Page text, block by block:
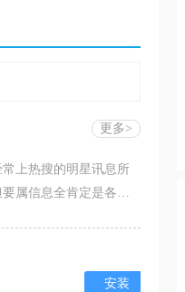
更多>
上热搜的明星讯息所
属信息全肯定是各手
安装